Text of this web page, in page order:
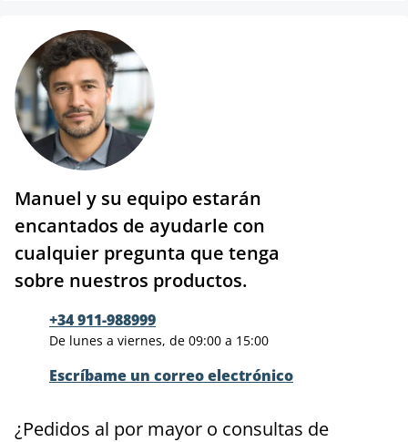
Manuel y su equipo estarán
encantados de ayudarle con
cualquier pregunta que tenga
sobre nuestros productos.
+34 911-988999
De lunes a viernes, de 09:00 a 15:00
Escríbame un correo electrónico
¿Pedidos al por mayor o consultas de